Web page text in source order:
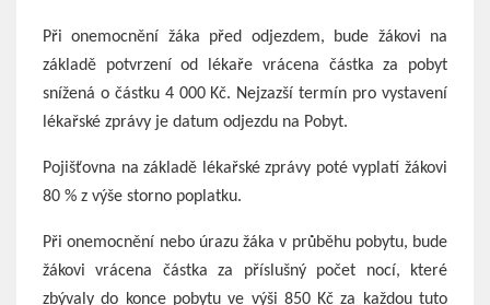
Při onemocnění žáka před odjezdem, bude žákovi na
základě potvrzení od lékaře vrácena částka za pobyt
snížená o částku 4 000 Kč. Nejzazší termín pro vystavení
lékařské zprávy je datum odjezdu na Pobyt.
Pojišťovna na základě lékařské zprávy poté vyplatí žákovi
80 % z výše storno poplatku.
Při onemocnění nebo úrazu žáka v průběhu pobytu, bude
žákovi vrácena částka za příslušný počet nocí, které
zbývaly do konce pobytu ve výši 850 Kč za každou tuto